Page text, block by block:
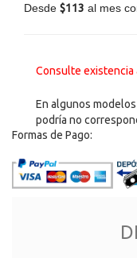
Desde $113 al mes
Consulte existencia
En algunos
podría no
Formas de Pago: